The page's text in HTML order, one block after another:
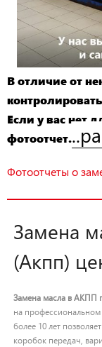
В отличие от
Если у вас нет
фотоотчет.
Фотоотчеты о
Замена
(Акпп)
Замена масла в АКПП
на
более 10 лет
коробок передач,